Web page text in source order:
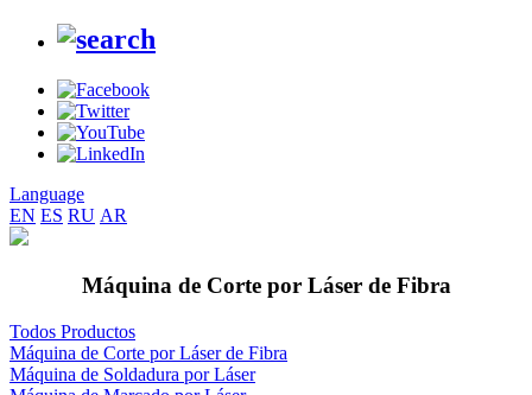
Language
EN ES RU AR
Máquina de Corte por Láser de Fibra
Todos Productos
Máquina de Corte por Láser de Fibra
Máquina de Soldadura por Láser